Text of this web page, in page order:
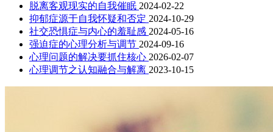
脱离客观现实的自我催眠 2024-02-22
抑郁症源于自我怀疑和否定 2024-10-29
社交恐惧症与内心的羞耻感 2024-05-16
强迫症的心理分析与调节 2024-09-16
心理问题的解决要抓住核心 2026-02-07
心理调节之认知融合与解离 2023-10-15